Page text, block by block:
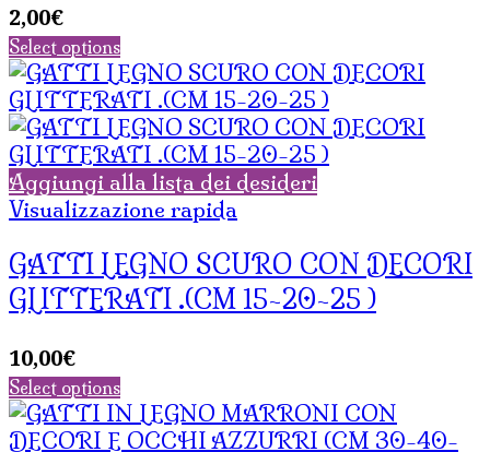
2,00€
Select options
Aggiungi alla lista dei desideri
Visualizzazione rapida
GATTI LEGNO SCURO CON DECORI
GLITTERATI .(CM 15-20-25 )
10,00€
Select options